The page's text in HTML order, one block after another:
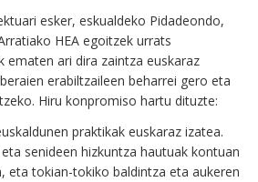
esker, eskualdeko Pidadeondo,
HEA egoitzek urrats
ematen ari dira zaintza euskaraz
erabiltzaileen beharrei gero eta
Hiru konpromiso hartu dituzte:
praktikak euskaraz izatea.
senideen hizkuntza hautuak kontuan
eta tokian-tokiko baldintza eta aukeren